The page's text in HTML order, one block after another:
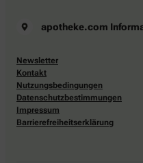
apotheke.com
Newsletter
Kontakt
Nutzungsbedingungen
Datenschutzbestimmungen
Impressum
Barrierefreiheitserklärung